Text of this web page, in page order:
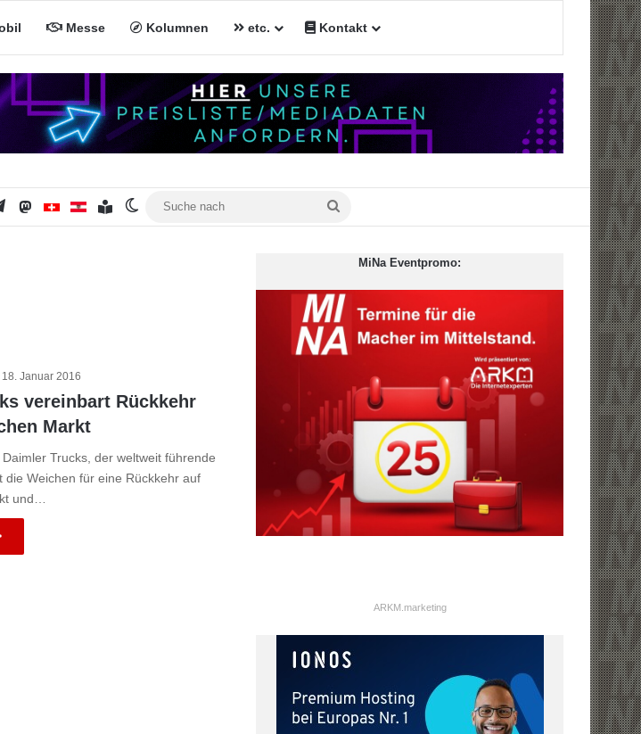
Messe Kolumnen etc. Kontakt
TelegramMastodonMiNa CHMiNa AT
Inhaltsverzeichnis
Skin umschalten
18. Januar 2016
vereinbart Rückkehr
Markt
Trucks, der weltweit führende
die Weichen für eine Rückkehr auf
und…
MiNa Eventpromo:
ARKM.marketing